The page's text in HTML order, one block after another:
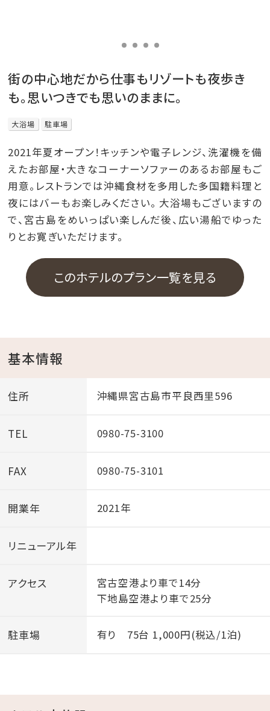
街の中心地だから仕事もリゾートも夜歩き
も。思いつきでも思いのままに。
大浴場 駐車場
2021年夏オープン！キッチンや電子レンジ、洗濯機を備
えたお部屋・大きなコーナーソファーのあるお部屋もご
用意。レストランでは沖縄食材を多用した多国籍料理と
夜にはバーもお楽しみください。 大浴場もございますの
で、宮古島をめいっぱい楽しんだ後、広い湯船でゆった
りとお寛ぎいただけます。
このホテルのプラン一覧を見る
基本情報
住所 沖縄県宮古島市平良西里596
TEL 0980-75-3100
FAX 0980-75-3101
開業年 2021年
リニューアル年
アクセス
宮古空港より車で14分
下地島空港より車で25分
駐車場 有り 75台 1,000円(税込/1泊)